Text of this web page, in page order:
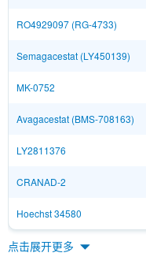
RO4929097 (RG-4733)
Semagacestat (LY450139)
MK-0752
Avagacestat (BMS-708163)
LY2811376
CRANAD-2
Hoechst 34580
点击展开更多